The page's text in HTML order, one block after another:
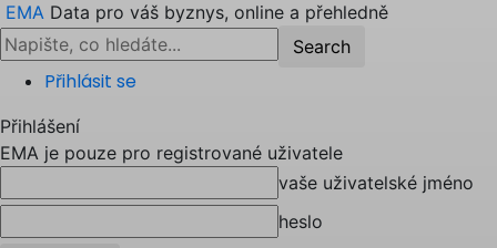
EMA Data pro váš byznys, online a přehledně
Přihlásit se
Přihlášení
EMA je pouze pro registrované uživatele
vaše uživatelské jméno
heslo